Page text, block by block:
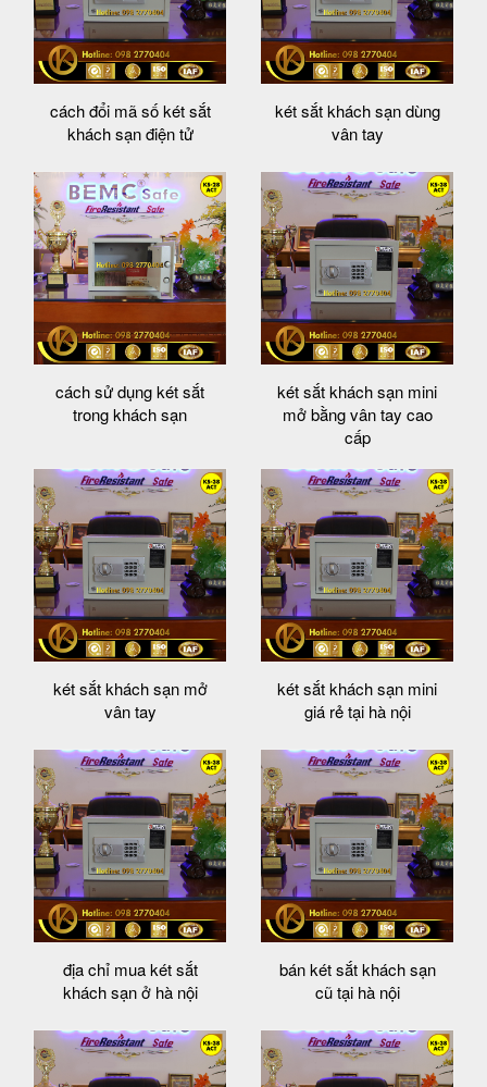
cách đổi mã số két sắt
khách sạn điện tử
két sắt khách sạn dùng
vân tay
cách sử dụng két sắt
trong khách sạn
két sắt khách sạn mini
mở bằng vân tay cao
cấp
két sắt khách sạn mở
vân tay
két sắt khách sạn mini
giá rẻ tại hà nội
địa chỉ mua két sắt
khách sạn ở hà nội
bán két sắt khách sạn
cũ tại hà nội